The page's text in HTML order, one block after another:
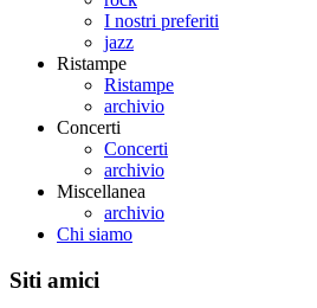
I nostri preferiti
jazz
Ristampe
Ristampe
archivio
Concerti
Concerti
archivio
Miscellanea
archivio
Chi siamo
Siti amici